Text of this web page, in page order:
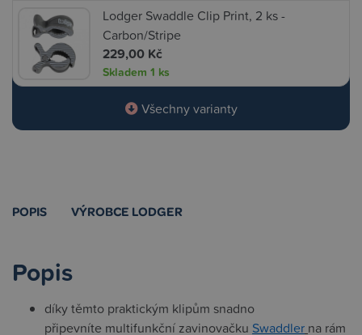
Lodger Swaddle Clip Print, 2 ks -
Carbon/Stripe
229,00 Kč
Skladem 1 ks
Všechny varianty
POPIS VÝROBCE LODGER
Popis
díky těmto praktickým klipům snadno
připevníte multifunkční zavinovačku Swaddler na rám